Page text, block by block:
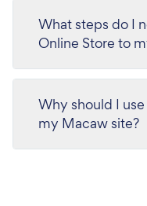
What steps do I
Online Store to
Why should I
my Macaw site?